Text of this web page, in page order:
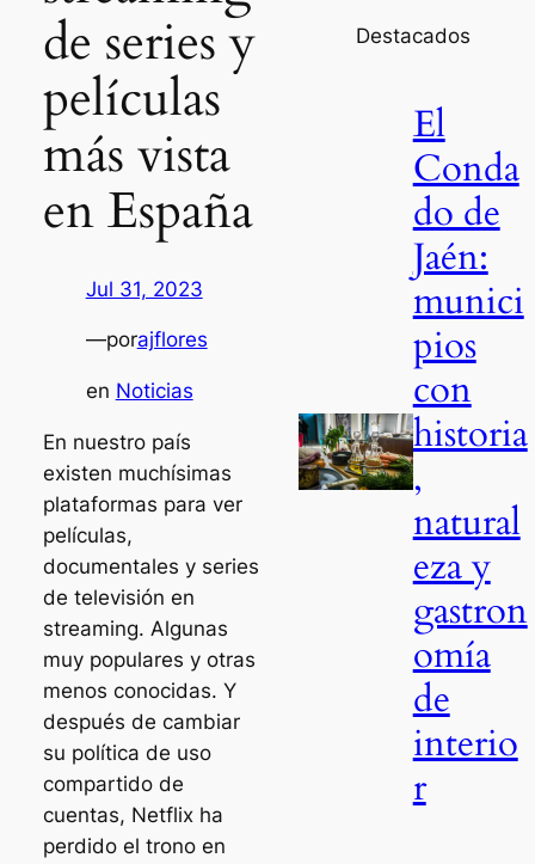
de series y
películas
más vista
en España
Jul 31, 2023
—porajflores
en Noticias
En nuestro país
existen muchísimas
plataformas para ver
películas,
documentales y series
de televisión en
streaming. Algunas
muy populares y otras
menos conocidas. Y
después de cambiar
su política de uso
compartido de
cuentas, Netflix ha
perdido el trono en
Destacados
El
Conda
do de
Jaén:
munici
pios
con
historia
,
natural
eza y
gastron
omía
de
interio
r